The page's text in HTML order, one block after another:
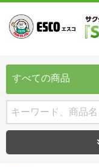
すべての商品